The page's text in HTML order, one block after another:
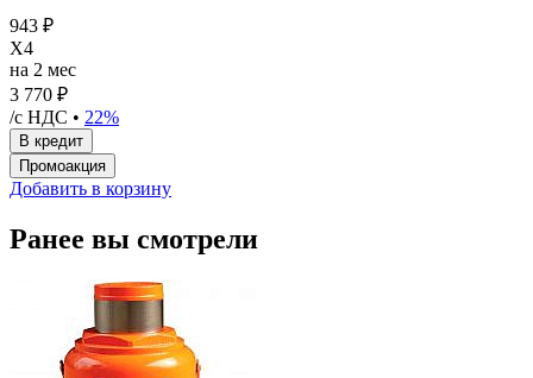
943 ₽
X4
на 2 мес
3 770 ₽
/с НДС • 22%
Добавить в корзину
Ранее вы смотрели